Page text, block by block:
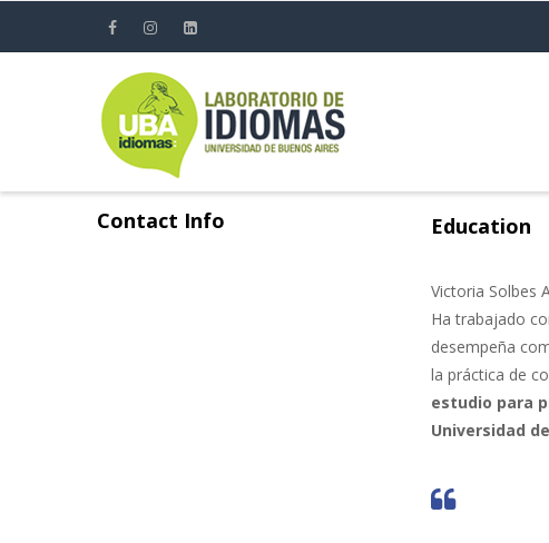
Contact Info Education
Victoria Solbes
Ha trabajado
desempeña
la práctica de
estudio para
Universidad